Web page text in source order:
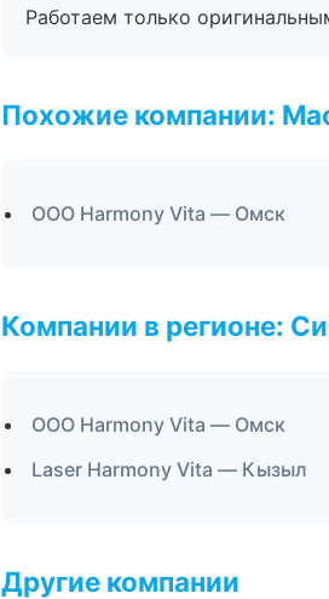
Работаем только
Похожие компании:
ООО Harmony Vita — Омск
Компании в регионе:
ООО Harmony Vita — Омск
Laser Harmony Vita — Кызыл
Другие компании